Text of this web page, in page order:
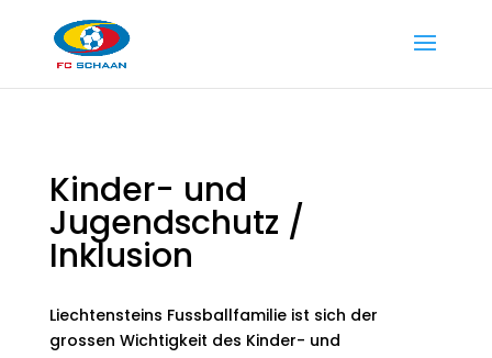
Kinder- und
Jugendschutz /
Inklusion
Liechtensteins Fussballfamilie ist sich der
grossen Wichtigkeit des Kinder- und